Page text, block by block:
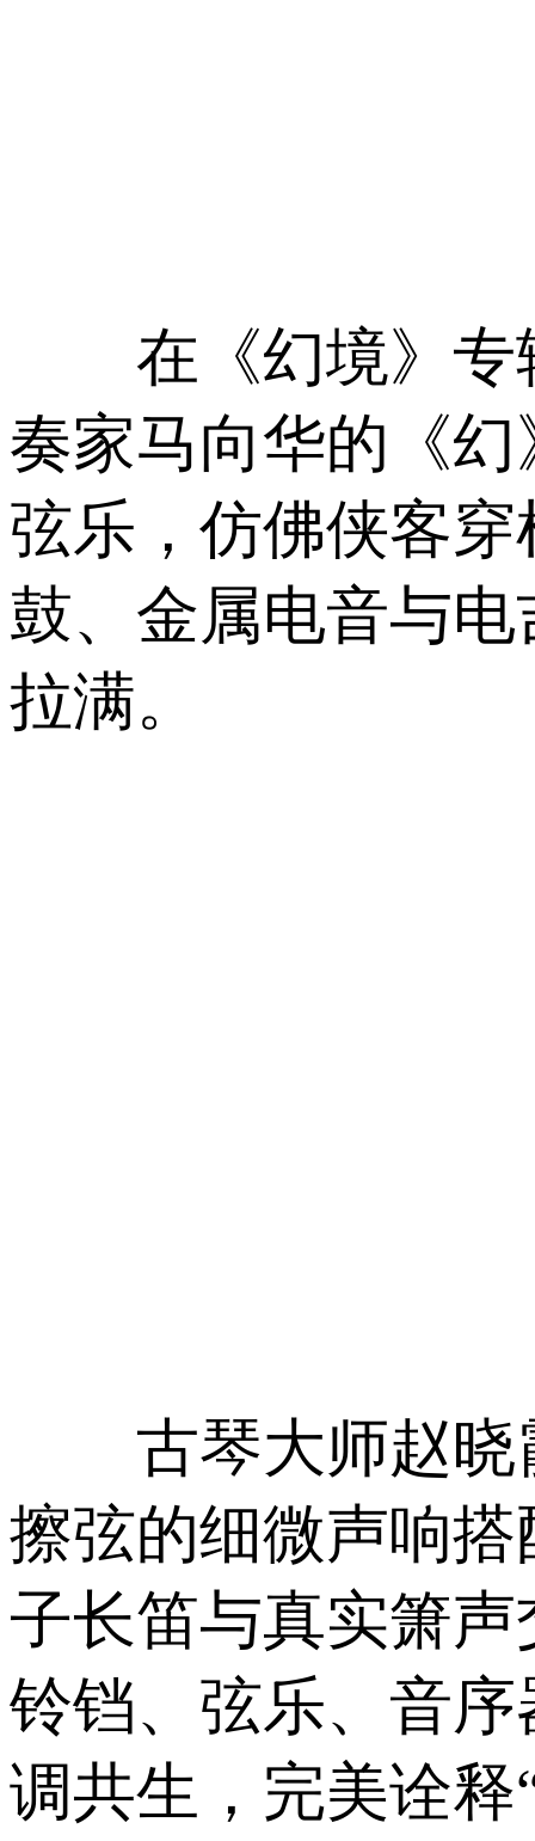
在《幻境》专
奏家马向华的《
弦乐，仿佛侠客
鼓、金属电音与
拉满。
古琴大师赵晓霞
擦弦的细微声响
子长笛与真实箫
铃铛、弦乐、音
调共生，完美诠释